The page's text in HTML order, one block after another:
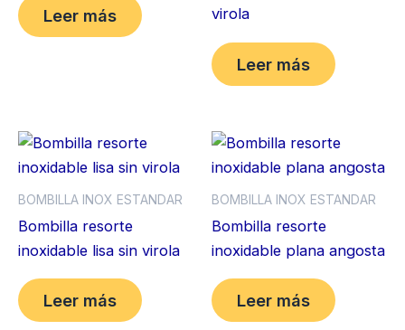
Leer más
virola
Leer más
BOMBILLA INOX ESTANDAR
Bombilla resorte
inoxidable lisa sin virola
Leer más
BOMBILLA INOX ESTANDAR
Bombilla resorte
inoxidable plana angosta
Leer más